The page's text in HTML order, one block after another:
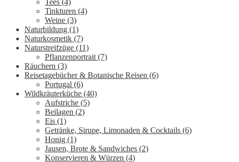
Tinkturen (4)
Weine (3)
Naturbildung (1)
Naturkosmetik (7)
Naturstreifzüge (11)
Pflanzenportrait (7)
Räuchern (3)
Reisetagebücher & Botanische Reisen (6)
Portugal (6)
Wildkräuterküche (40)
Aufstriche (5)
Beilagen (2)
Eis (1)
Getränke, Sirupe, Limonaden & Cocktails (6)
Honig (1)
Jausen, Brote & Sandwiches (2)
Konservieren & Würzen (4)